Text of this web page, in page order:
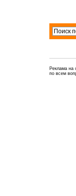
Реклама на
по всем